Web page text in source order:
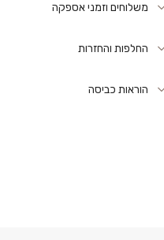
משלוחים וזמני אספקה
החלפות והחזרות
הוראות כביסה